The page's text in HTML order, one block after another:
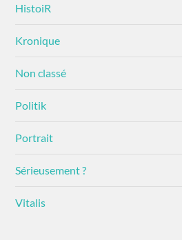
HistoiR
Kronique
Non classé
Politik
Portrait
Sérieusement ?
Vitalis